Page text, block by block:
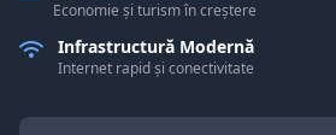
Economie și turism în creștere
Infrastructură Modernă
Internet rapid și conectivitate